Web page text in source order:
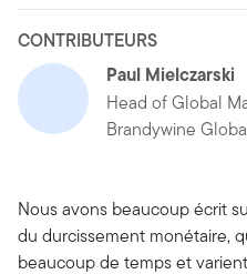
CONTRIBUTEURS
Paul Mielczarski
Head of Global
Brandywine
Nous avons beaucoup écrit
du durcissement monétaire,
beaucoup de temps et